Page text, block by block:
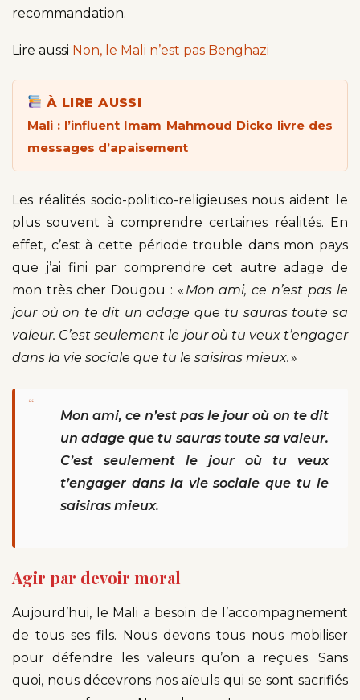
recommandation.
Lire aussi Non, le Mali n’est pas Benghazi
À LIRE AUSSI
Mali : l’influent Imam Mahmoud Dicko livre des
messages d’apaisement
Les réalités socio-politico-religieuses nous aident le
plus souvent à comprendre certaines réalités. En
effet, c’est à cette période trouble dans mon pays
que j’ai fini par comprendre cet autre adage de
mon très cher Dougou : « Mon ami, ce n’est pas le
jour où on te dit un adage que tu sauras toute sa
valeur. C’est seulement le jour où tu veux t’engager
dans la vie sociale que tu le saisiras mieux.»
“
Mon ami, ce n’est pas le jour où on te dit
un adage que tu sauras toute sa valeur.
C’est seulement le jour où tu veux
t’engager dans la vie sociale que tu le
saisiras mieux.
Agir par devoir moral
Aujourd’hui, le Mali a besoin de l’accompagnement
de tous ses fils. Nous devons tous nous mobiliser
pour défendre les valeurs qu’on a reçues. Sans
quoi, nous décevrons nos aïeuls qui se sont sacrifiés